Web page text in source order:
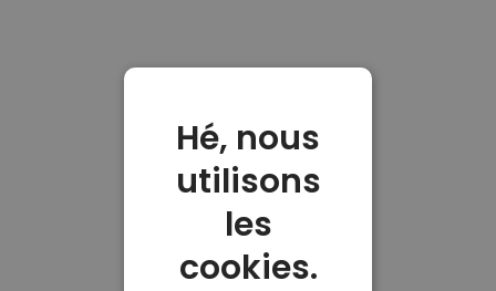
Hé, nous
utilisons
les
cookies.